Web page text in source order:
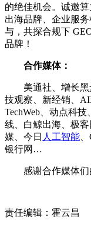
的绝佳机会。诚邀
出海品牌、企业服
与，共探合规下
品牌！
合作媒体：
美通社、增长
技观察、新经销、
TechWeb、动点科
线、白鲸出海、极
媒、今日 人工智能
银行网…
感谢合作媒体们
责任编辑：霍云昌